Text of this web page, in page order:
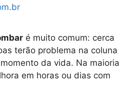
é muito comum: cerca
terão problema na coluna
da vida. Na maioria
em horas ou dias com